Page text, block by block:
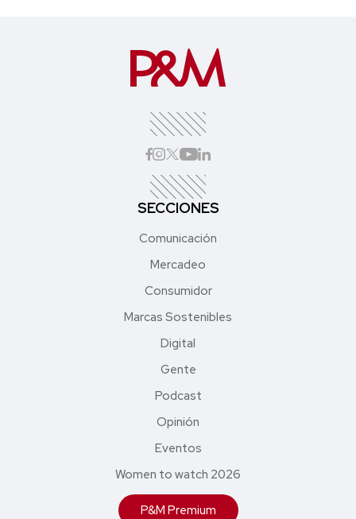
SECCIONES
Comunicación
Mercadeo
Consumidor
Marcas Sostenibles
Digital
Gente
Podcast
Opinión
Eventos
Women to watch 2026
P&M Premium